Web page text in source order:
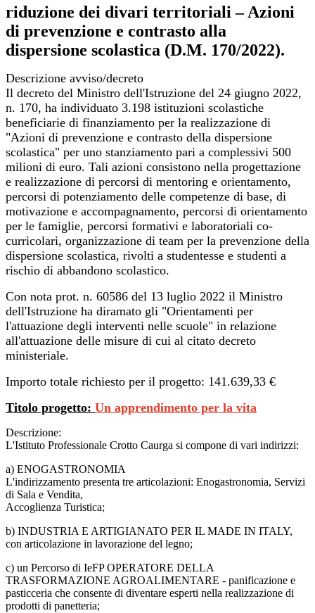
riduzione dei divari territoriali – Azioni
di prevenzione e contrasto alla
dispersione scolastica (D.M. 170/2022).
Descrizione avviso/decreto
Il decreto del Ministro dell'Istruzione del 24 giugno 2022,
n. 170, ha individuato 3.198 istituzioni scolastiche
beneficiarie di finanziamento per la realizzazione di
"Azioni di prevenzione e contrasto della dispersione
scolastica" per uno stanziamento pari a complessivi 500
milioni di euro. Tali azioni consistono nella progettazione
e realizzazione di percorsi di mentoring e orientamento,
percorsi di potenziamento delle competenze di base, di
motivazione e accompagnamento, percorsi di orientamento
per le famiglie, percorsi formativi e laboratoriali co-
curricolari, organizzazione di team per la prevenzione della
dispersione scolastica, rivolti a studentesse e studenti a
rischio di abbandono scolastico.
Con nota prot. n. 60586 del 13 luglio 2022 il Ministro
dell'Istruzione ha diramato gli "Orientamenti per
l'attuazione degli interventi nelle scuole" in relazione
all'attuazione delle misure di cui al citato decreto
ministeriale.
Importo totale richiesto per il progetto: 141.639,33 €
Titolo progetto: Un apprendimento per la vita
Descrizione:
L'Istituto Professionale Crotto Caurga si compone di vari indirizzi:
a) ENOGASTRONOMIA
L'indirizzamento presenta tre articolazioni: Enogastronomia, Servizi
di Sala e Vendita,
Accoglienza Turistica;
b) INDUSTRIA E ARTIGIANATO PER IL MADE IN ITALY,
con articolazione in lavorazione del legno;
c) un Percorso di IeFP OPERATORE DELLA
TRASFORMAZIONE AGROALIMENTARE - panificazione e
pasticceria che consente di diventare esperti nella realizzazione di
prodotti di panetteria;